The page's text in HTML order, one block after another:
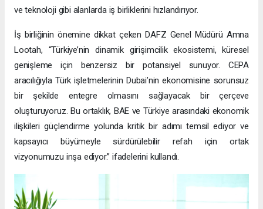
ve teknoloji gibi alanlarda iş birliklerini hızlandırıyor.
İş birliğinin önemine dikkat çeken DAFZ Genel Müdürü Amna
Lootah, “Türkiye’nin dinamik girişimcilik ekosistemi, küresel
genişleme için benzersiz bir potansiyel sunuyor. CEPA
aracılığıyla Türk işletmelerinin Dubai’nin ekonomisine sorunsuz
bir şekilde entegre olmasını sağlayacak bir çerçeve
oluşturuyoruz. Bu ortaklık, BAE ve Türkiye arasındaki ekonomik
ilişkileri güçlendirme yolunda kritik bir adımı temsil ediyor ve
kapsayıcı büyümeyle sürdürülebilir refah için ortak
vizyonumuzu inşa ediyor.” ifadelerini kullandı.